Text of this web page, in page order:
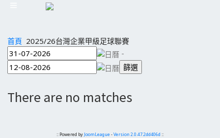
首頁 2025/26台灣企業甲級足球聯賽
-
There are no matches
:: Powered by JoomLeague -Version 2.0.47.2dd406d ::